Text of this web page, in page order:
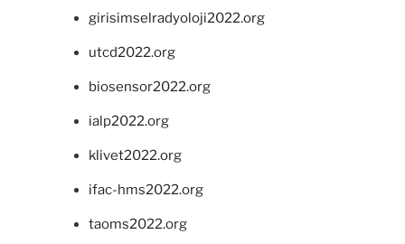
girisimselradyoloji2022.org
utcd2022.org
biosensor2022.org
ialp2022.org
klivet2022.org
ifac-hms2022.org
taoms2022.org